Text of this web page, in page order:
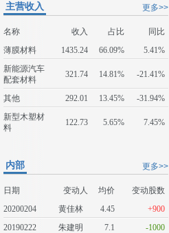
更多>>
主营收入
名称 收入 占比
同比
薄膜材料
1435.24 66.09%
5.41%
新能源汽车
配套材料
321.74 14.81% -21.41%
其他 292.01 13.45%
-31.94%
新型木塑材
料
122.73 5.65% 7.45%
更多>>
内部
日期 变动人 均价
变动股数
20200204
黄佳林 4.45
+900
20190222
朱建明 7.1
-1000